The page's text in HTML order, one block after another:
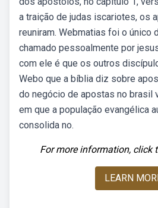
a traição de judas iscariotes, os
reuniram. Webmatias foi o único
chamado pessoalmente por
com ele é que os outros
Webo que a bíblia diz sobre
do negócio de apostas no brasil
em que a população evangélica
consolida no.
For more information, click
LEARN